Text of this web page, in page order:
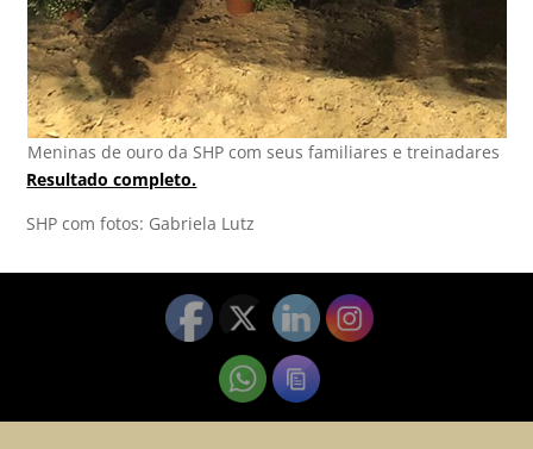
Meninas de ouro da SHP com seus familiares e treinadares
Resultado completo.
SHP com fotos: Gabriela Lutz